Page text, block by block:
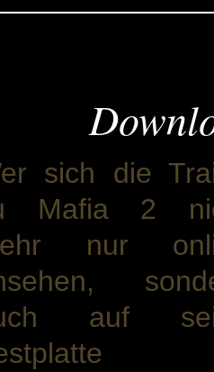
sich die
Mafia 2
nur
auf